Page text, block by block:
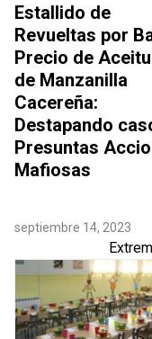
Estallido de
Revueltas por
Precio de
de Manzanilla
Cacereña:
Destapando
Presuntas
Mafiosas
septiembre 14, 2023